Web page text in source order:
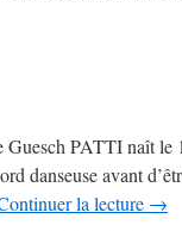
Guesch PATTI naît le
danseuse avant
la lecture →